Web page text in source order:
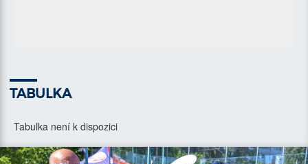
TABULKA
Tabulka není k dispozici